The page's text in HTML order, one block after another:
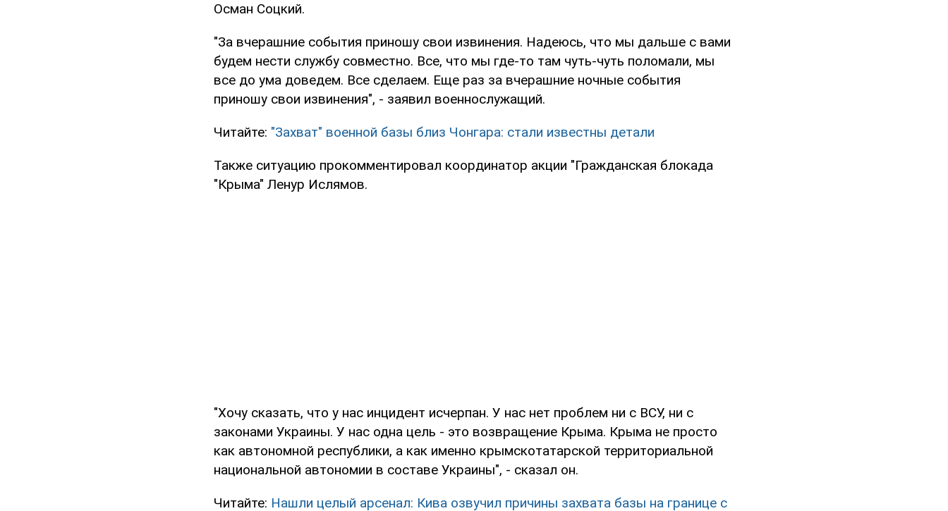
Осман Соцкий.
"За вчерашние события приношу свои извинения. Надеюсь, что мы дальше с вами
будем нести службу совместно. Все, что мы где-то там чуть-чуть поломали, мы
все до ума доведем. Все сделаем. Еще раз за вчерашние ночные события
приношу свои извинения", - заявил военнослужащий.
Читайте: "Захват" военной базы близ Чонгара: стали известны детали
Также ситуацию прокомментировал координатор акции "Гражданская блокада
"Крыма" Ленур Ислямов.
"Хочу сказать, что у нас инцидент исчерпан. У нас нет проблем ни с ВСУ, ни с
законами Украины. У нас одна цель - это возвращение Крыма. Крыма не просто
как автономной республики, а как именно крымскотатарской территориальной
национальной автономии в составе Украины", - сказал он.
Читайте: Нашли целый арсенал: Кива озвучил причины захвата базы на границе с